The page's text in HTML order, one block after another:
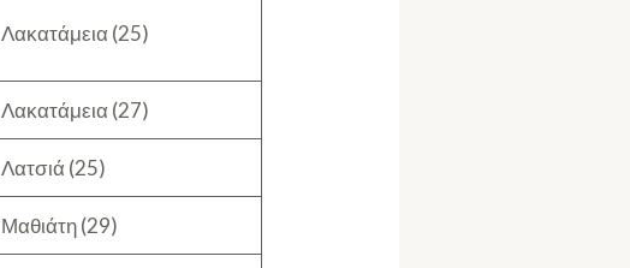
Λακατάμεια (25)
Λακατάμεια (27)
Λατσιά (25)
Μαθιάτη (29)